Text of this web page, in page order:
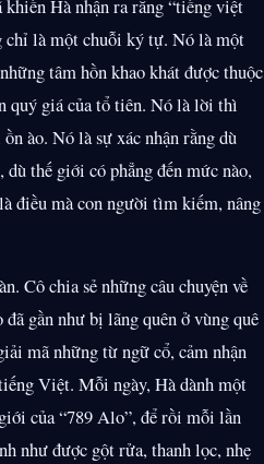
Hà nhận ra rằng “tiếng việt
chỉ là một chuỗi ký tự. Nó là một
tâm hồn khao khát được thuộc
quý giá của tổ tiên. Nó là lời thì
ào. Nó là sự xác nhận rằng dù
dù thế giới có phẳng đến mức nào,
điều mà con người tìm kiếm, nâng
Cô chia sẻ những câu chuyện về
gần như bị lãng quên ở vùng quê
mã những từ ngữ cổ, cảm nhận
Việt. Mỗi ngày, Hà dành một
của “789 Alo”, để rồi mỗi lần
như được gột rửa, thanh lọc, nhẹ